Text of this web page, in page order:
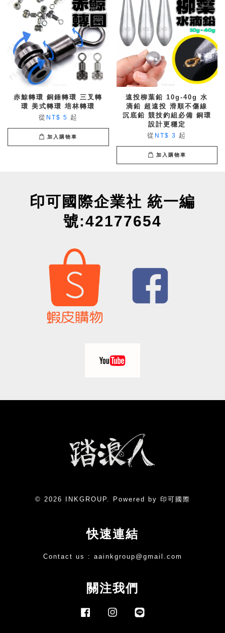
赤鯨轉環 銅錘轉環 三叉轉
環 美式轉環 培林轉環
從 NT$ 5 起
加入購物車
遠投柳葉鉛 10g-40g 水
滴鉛 超遠投 滑順不傷線
沉底鉛 競技釣組必備 銅環
設計更穩定
從 NT$ 3 起
加入購物車
印可國際企業社 統一編
號:42177654
© 2026 INKGROUP. Powered by 印可國際
快速連結
Contact us : aainkgroup@gmail.com
關注我們
FacebookInstagram